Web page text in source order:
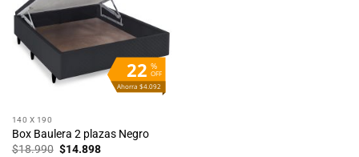
%
OFF
22
Ahorra $4.092
de
deseos
140 X 190
Box Baulera 2 plazas Negro
$18.990 El
$14.898El